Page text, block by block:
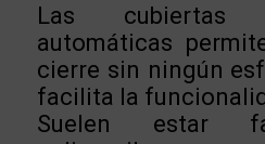
Las cubiertas
automáticas
cierre sin ningún
facilita la
Suelen estar